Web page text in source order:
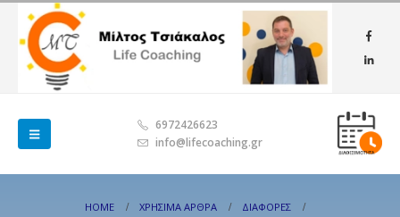
6972426623
info@lifecoaching.gr
HOME ΧΡΉΣΙΜΑ ΆΡΘΡΑ
ΔΙΆΦΟΡΕΣ